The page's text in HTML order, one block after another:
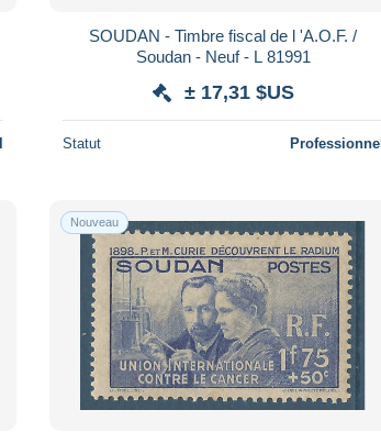
SOUDAN - Timbre fiscal de l 'A.O.F. /
Soudan - Neuf - L 81991
± 17,31 $US
Statut Professionnel
Nouveau